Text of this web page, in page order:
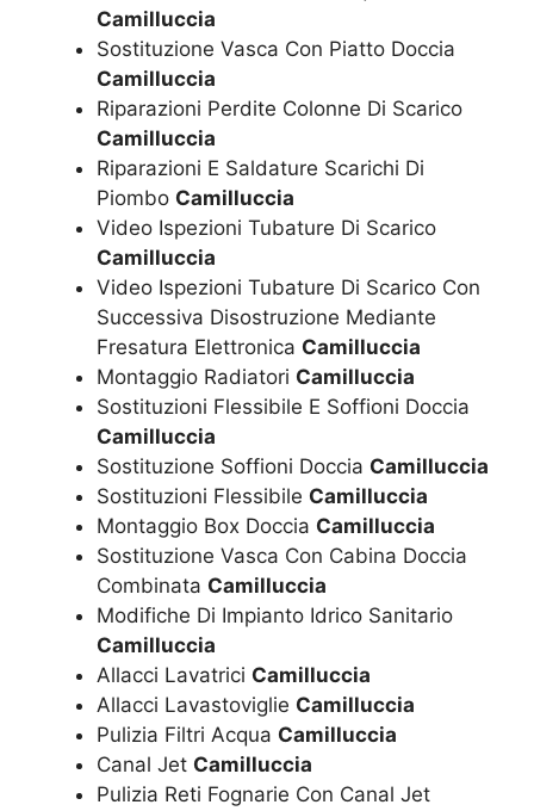
Camilluccia
Sostituzione Vasca Con Piatto Doccia
Camilluccia
Riparazioni Perdite Colonne Di Scarico
Camilluccia
Riparazioni E Saldature Scarichi Di
Piombo Camilluccia
Video Ispezioni Tubature Di Scarico
Camilluccia
Video Ispezioni Tubature Di Scarico Con
Successiva Disostruzione Mediante
Fresatura Elettronica Camilluccia
Montaggio Radiatori Camilluccia
Sostituzioni Flessibile E Soffioni Doccia
Camilluccia
Sostituzione Soffioni Doccia Camilluccia
Sostituzioni Flessibile Camilluccia
Montaggio Box Doccia Camilluccia
Sostituzione Vasca Con Cabina Doccia
Combinata Camilluccia
Modifiche Di Impianto Idrico Sanitario
Camilluccia
Allacci Lavatrici Camilluccia
Allacci Lavastoviglie Camilluccia
Pulizia Filtri Acqua Camilluccia
Canal Jet Camilluccia
Pulizia Reti Fognarie Con Canal Jet